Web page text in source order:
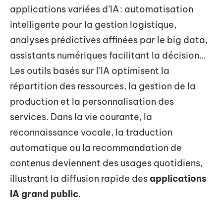
applications variées d’IA : automatisation
intelligente pour la gestion logistique,
analyses prédictives affinées par le big data,
assistants numériques facilitant la décision…
Les outils basés sur l’IA optimisent la
répartition des ressources, la gestion de la
production et la personnalisation des
services. Dans la vie courante, la
reconnaissance vocale, la traduction
automatique ou la recommandation de
contenus deviennent des usages quotidiens,
illustrant la diffusion rapide des applications
IA grand public.